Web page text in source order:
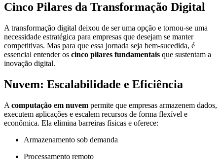
Cinco Pilares da Transformação Digital
A transformação digital deixou de ser uma opção e tornou-se uma
necessidade estratégica para empresas que desejam se manter
competitivas. Mas para que essa jornada seja bem-sucedida, é
essencial entender os cinco pilares fundamentais que sustentam a
inovação digital.
Nuvem: Escalabilidade e Eficiência
A computação em nuvem permite que empresas armazenem dados,
executem aplicações e escalem recursos de forma flexível e
econômica. Ela elimina barreiras físicas e oferece:
Armazenamento sob demanda
Processamento remoto